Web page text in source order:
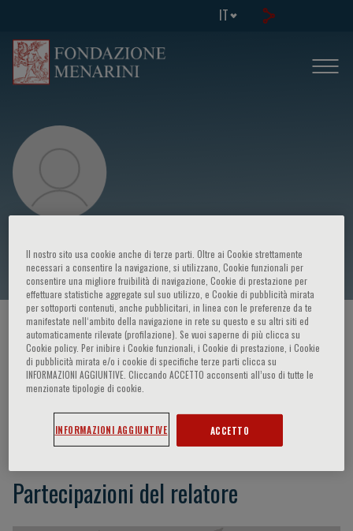
IT
Eike G. Wüstenberg
HOME PAGE / CORSI ED EVENTI / RELATORE
Eike G. Wüstenberg
Partecipazioni del relatore
Il nostro sito usa cookie anche di terze parti. Oltre ai Cookie strettamente
necessari a consentire la navigazione, si utilizzano, Cookie funzionali per
consentire una migliore fruibilità di navigazione, Cookie di prestazione per
effettuare statistiche aggregate sul suo utilizzo, e Cookie di pubblicità mirata
per sottoporti contenuti, anche pubblicitari, in linea con le preferenze da te
manifestate nell‘ambito della navigazione in rete su questo e su altri siti ed
automaticamente rilevate (profilazione). Se vuoi saperne di più clicca su
Cookie policy. Per inibire i Cookie funzionali, i Cookie di prestazione, i Cookie
di pubblicità mirata e/o i cookie di specifiche terze parti clicca su
INFORMAZIONI AGGIUNTIVE. Cliccando ACCETTO acconsenti all’uso di tutte le
menzionate tipologie di cookie.
INFORMAZIONI AGGIUNTIVE ACCETTO